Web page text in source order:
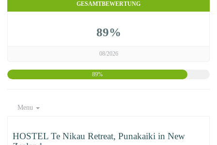
GESAMTBEWERTUNG
89%
08/2026
89%
Menu
HOSTEL Te Nikau Retreat, Punakaiki in New